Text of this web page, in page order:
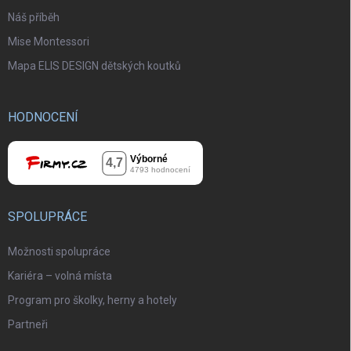
Náš příběh
Mise Montessori
Mapa ELIS DESIGN dětských koutků
HODNOCENÍ
SPOLUPRÁCE
Možnosti spolupráce
Kariéra – volná místa
Program pro školky, herny a hotely
Partneři